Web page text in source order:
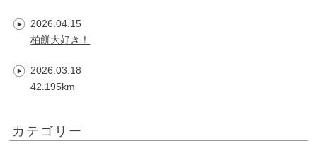
2026.04.15
柏餅大好き！
2026.03.18
42.195km
カテゴリー